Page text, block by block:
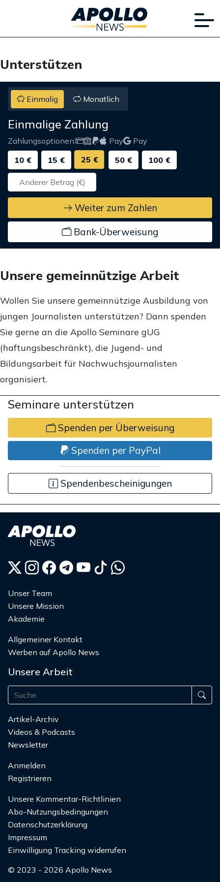
Unterstützen
Einmalig Monatlich
Einmalige Zahlung
Zahlungsoptionen: Pay
Pay
10 €
15 € 25 € 50 € 100 €
Weiter zum Zahlen
Bank-Überweisung
Unsere gemeinnützige Arbeit
Wollen Sie unsere gemeinnützige Ausbildung von
jungen Journalisten unterstützen? Dann spenden
Sie gerne an die Apollo Seminare gUG
(haftungsbeschränkt), die Jugend- und
Bildungsarbeit für Nachwuchsjournalisten
organisiert.
Seminare unterstützen
Spenden per Überweisung
Spenden per PayPal
Spendenbescheinigungen
Unser Team
Unsere Mission
Akademie
Allgemeiner Kontakt
Werben auf Apollo News
Unsere Arbeit
Artikel-Archiv
Videos & Podcasts
Newsletter
Anmelden
Registrieren
Unsere Kommentar-Richtlinien
Abo-Nutzungsbedingungen
Datenschutzerklärung
Impressum
Einwilligung Tracking widerrufen
© 2023 - 2026 Apollo News